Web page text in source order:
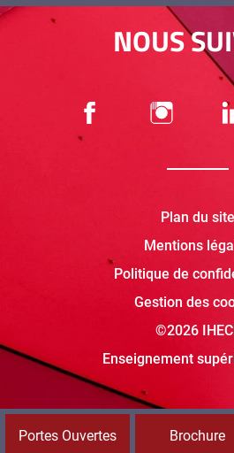
NOUS
Plan du site
Mentions
Politique de
Gestion des
©2026
Enseignement
Portes Ouvertes Brochure